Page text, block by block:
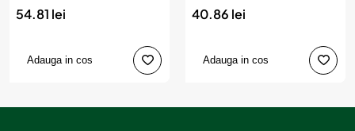
54.81 lei
Adauga in cos
40.86 lei
Adauga in cos